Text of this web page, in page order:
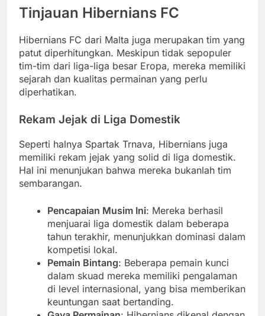
Tinjauan Hibernians FC
Hibernians FC dari Malta juga merupakan tim yang
patut diperhitungkan. Meskipun tidak sepopuler
tim-tim dari liga-liga besar Eropa, mereka memiliki
sejarah dan kualitas permainan yang perlu
diperhatikan.
Rekam Jejak di Liga Domestik
Seperti halnya Spartak Trnava, Hibernians juga
memiliki rekam jejak yang solid di liga domestik.
Hal ini menunjukan bahwa mereka bukanlah tim
sembarangan.
Pencapaian Musim Ini: Mereka berhasil
menjuarai liga domestik dalam beberapa
tahun terakhir, menunjukkan dominasi dalam
kompetisi lokal.
Pemain Bintang: Beberapa pemain kunci
dalam skuad mereka memiliki pengalaman
di level internasional, yang bisa memberikan
keuntungan saat bertanding.